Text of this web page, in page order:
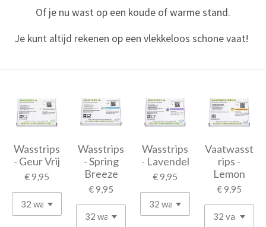
Of je nu wast op een koude of warme stand.
Je kunt altijd rekenen op een vlekkeloos schone vaat!
Wasstrips
- Geur Vrij
€ 9,95
Wasstrips
- Spring
Breeze
€ 9,95
Wasstrips
- Lavendel
€ 9,95
Vaatwasst
rips -
Lemon
€ 9,95